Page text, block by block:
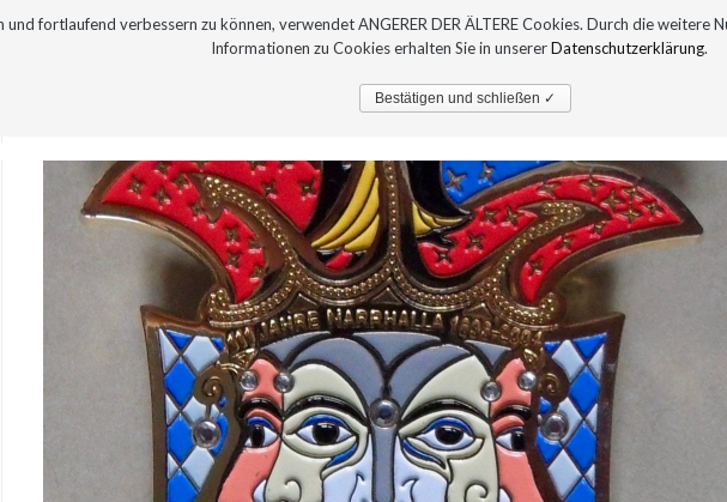
fortlaufend verbessern zu können, verwendet ANGERER DER ÄLTERE Cookies. Durch die
Informationen zu Cookies erhalten Sie in unsererDatenschutzerklärung.
Bestätigen und schließen ✓